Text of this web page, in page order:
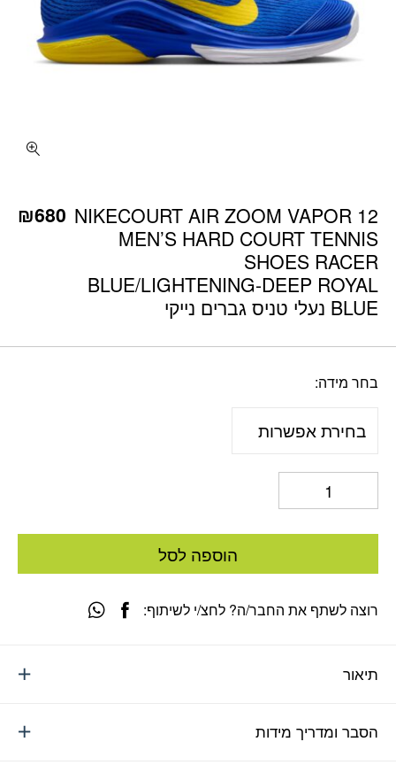
NIKECOURT AIR ZOOM VAPOR 12
MEN’S HARD COURT TENNIS
SHOES RACER
BLUE/LIGHTENING-DEEP ROYAL
BLUE נעלי טניס גברים נייקי
₪680
בחר מידה
הוספה לסל
תיאור
הסבר ומדריך מידות
רוצה לשתף את החבר/ה? לחצ/י לשיתוף: